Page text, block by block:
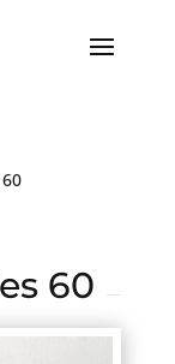
60